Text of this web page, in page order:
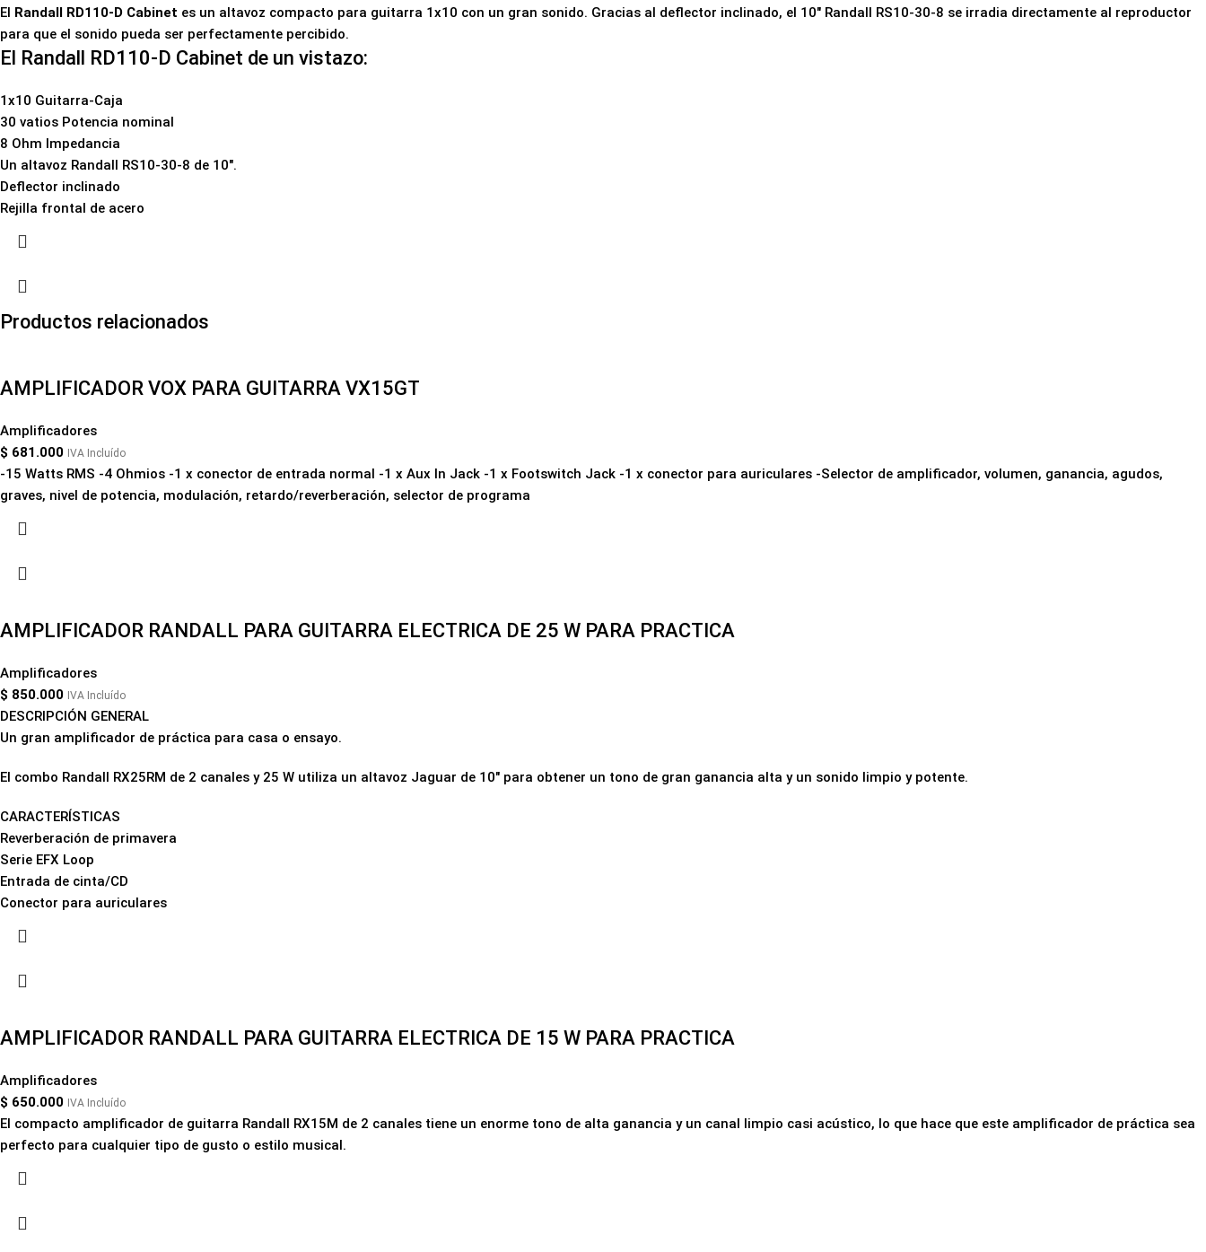
El Randall RD110-D Cabinet es un altavoz compacto para guitarra 1x10 con un gran sonido. Gracias al deflector inclinado, el 10" Randall RS10-30-8 se irradia directamente al reproductor
para que el sonido pueda ser perfectamente percibido.
El Randall RD110-D Cabinet de un vistazo:
1x10 Guitarra-Caja
30 vatios Potencia nominal
8 Ohm Impedancia
Un altavoz Randall RS10-30-8 de 10".
Deflector inclinado
Rejilla frontal de acero
Productos relacionados
AMPLIFICADOR VOX PARA GUITARRA VX15GT
Amplificadores
$ 681.000 IVA Incluído
-15 Watts RMS -4 Ohmios -1 x conector de entrada normal -1 x Aux In Jack -1 x Footswitch Jack -1 x conector para auriculares -Selector de amplificador, volumen, ganancia, agudos,
graves, nivel de potencia, modulación, retardo/reverberación, selector de programa
AMPLIFICADOR RANDALL PARA GUITARRA ELECTRICA DE 25 W PARA PRACTICA
Amplificadores
$ 850.000 IVA Incluído
DESCRIPCIÓN GENERAL
Un gran amplificador de práctica para casa o ensayo.
El combo Randall RX25RM de 2 canales y 25 W utiliza un altavoz Jaguar de 10" para obtener un tono de gran ganancia alta y un sonido limpio y potente.
CARACTERÍSTICAS
Reverberación de primavera
Serie EFX Loop
Entrada de cinta/CD
Conector para auriculares
AMPLIFICADOR RANDALL PARA GUITARRA ELECTRICA DE 15 W PARA PRACTICA
Amplificadores
$ 650.000 IVA Incluído
El compacto amplificador de guitarra Randall RX15M de 2 canales tiene un enorme tono de alta ganancia y un canal limpio casi acústico, lo que hace que este amplificador de práctica sea
perfecto para cualquier tipo de gusto o estilo musical.